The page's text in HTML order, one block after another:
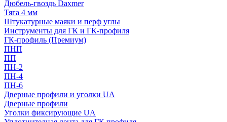
Дюбель-гвоздь Daxmer
Тяга 4 мм
Штукатурные маяки и перф углы
Инструменты для ГК и ГК-профиля
ГК-профиль (Премиум)
ПНП
ПП
ПН-2
ПН-4
ПН-6
Дверные профили и уголки UA
Дверные профили
Уголки фиксирующие UA